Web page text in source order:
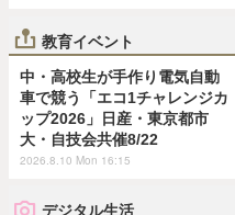
教育イベント
中・高校生が手作り電気自動
車で競う「エコ1チャレンジカ
ップ2026」日産・東京都市
大・自技会共催8/22
2026.8.10 Mon 16:15
デジタル生活